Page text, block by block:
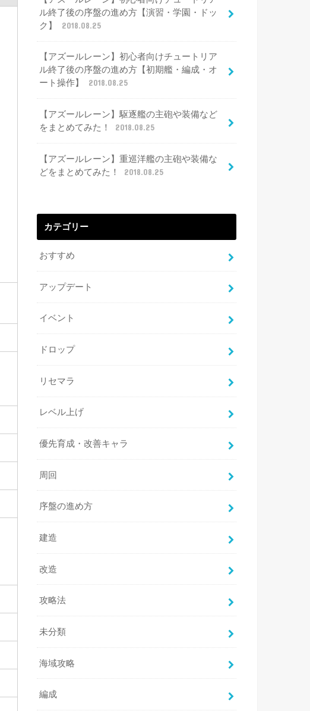
ル終了後の序盤の進め方【演習・学園・ドッ
ク】
2018.08.25
【アズールレーン】初心者向けチュートリア
ル終了後の序盤の進め方【初期艦・編成・オ
ート操作】
2018.08.25
【アズールレーン】駆逐艦の主砲や装備など
をまとめてみた！
2018.08.25
【アズールレーン】重巡洋艦の主砲や装備な
どをまとめてみた！
2018.08.25
カテゴリー
おすすめ
アップデート
イベント
ドロップ
リセマラ
レベル上げ
優先育成・改善キャラ
周回
序盤の進め方
建造
改造
攻略法
未分類
海域攻略
編成